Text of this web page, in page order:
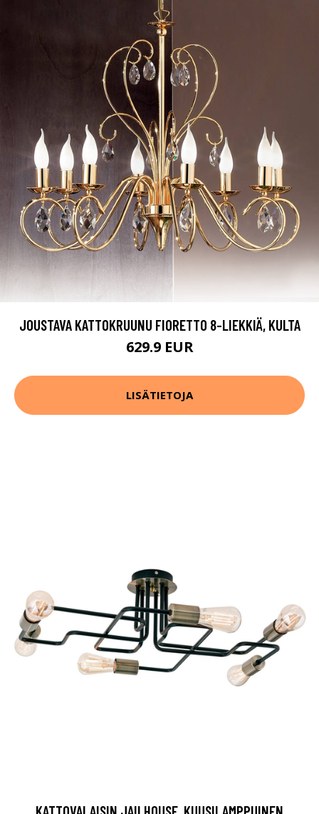
JOUSTAVA KATTOKRUUNU FIORETTO 8-LIEKKIÄ, KULTA
629.9 EUR
LISÄTIETOJA